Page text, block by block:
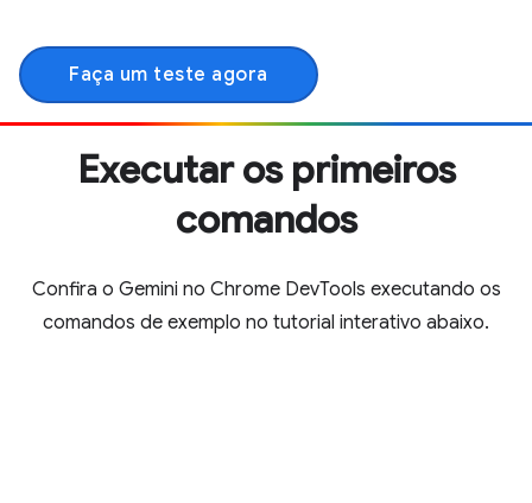
Faça um teste agora
Executar os primeiros
comandos
Confira o Gemini no Chrome DevTools executando os
comandos de exemplo no tutorial interativo abaixo.